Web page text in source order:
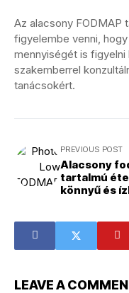
Az alacsony FODMAP
figyelembe venni,
mennyiségét is
szakemberrel
tanácsokért.
PREVIOUS POST
Alacsony
tartalmú
könnyű és
LEAVE A